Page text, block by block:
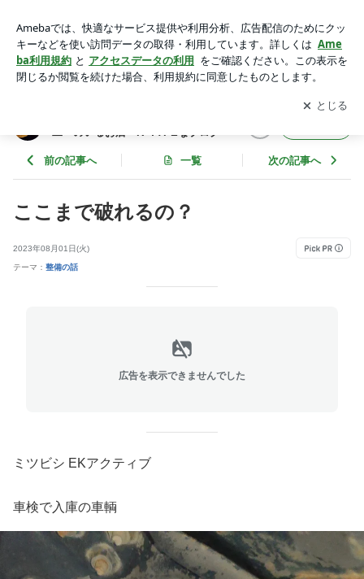
のいるお店・RｰTYPEなブログ
アプリをダウンロードして ブログの更新通知
を受け取りまし
ょう。
開く
二・のいるお店・RｰTYPEなブログ
前の記事へ 一覧 次の記事へ
ここまで破れるの？
2023年08月01日(火)
テーマ： 整備の話
広告を表示できませんでした
ミツビシ EKアクティブ
車検で入庫の車輌